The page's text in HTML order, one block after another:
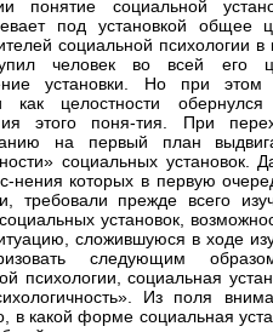
понятие социальной
под установкой общее
социальной психологии
человек во всей его
установки. Но при этом
как целостности
этого поня-тия. При
на первый план
социальных установок.
нения которых в первую
требовали прежде всего
установок,
сложившуюся в ходе
следующим
психологии, социальная
Из поля
в какой форме социальная